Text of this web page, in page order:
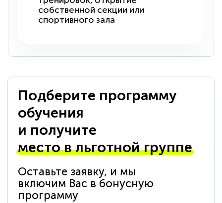
собственной секции или
спортивного зала
Подберите программу
обучения
и получите
место в льготной группе
Оставьте заявку, и мы
включим Вас в бонусную
программу